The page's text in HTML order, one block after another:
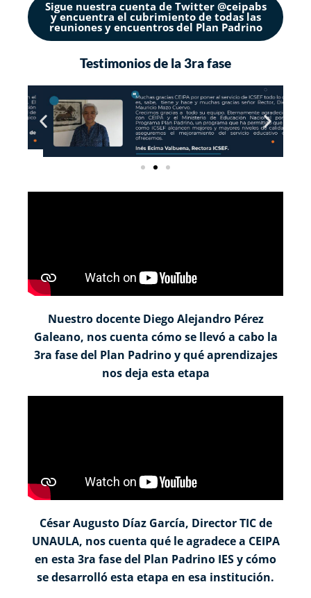
Sigue nuestra cuenta de Twitter @ceipabs
y encuentra el cubrimiento de todas las
reuniones y encuentros del Plan Padrino
Testimonios de la 3ra fase
Nuestro docente Diego Alejandro Pérez
Galeano, nos cuenta cómo se llevó a cabo la
3ra fase del Plan Padrino y qué aprendizajes
nos deja esta etapa
César Augusto Díaz García, Director TIC de
UNAULA, nos cuenta qué le agradece a CEIPA
en esta 3ra fase del Plan Padrino IES y cómo
se desarrolló esta etapa en esa institución.